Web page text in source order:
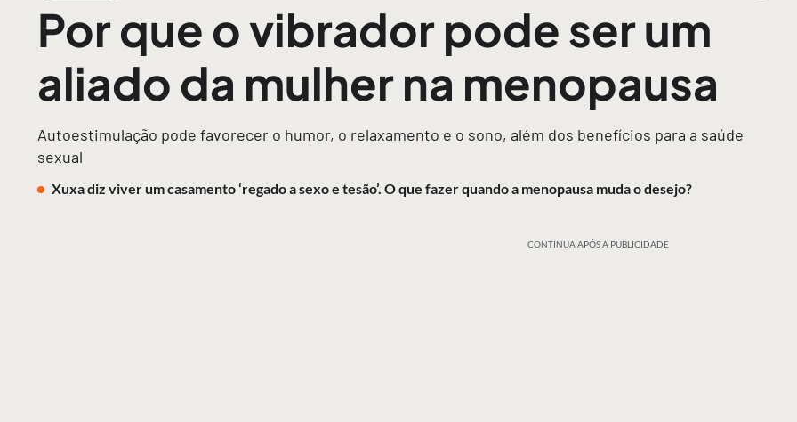
Por que o vibrador pode ser um
aliado da mulher na menopausa
Autoestimulação pode favorecer o humor, o relaxamento e o sono, além dos benefícios para a saúde
sexual
Xuxa diz viver um casamento ‘regado a sexo e tesão’. O que fazer quando a menopausa muda o desejo?
CONTINUA APÓS A PUBLICIDADE